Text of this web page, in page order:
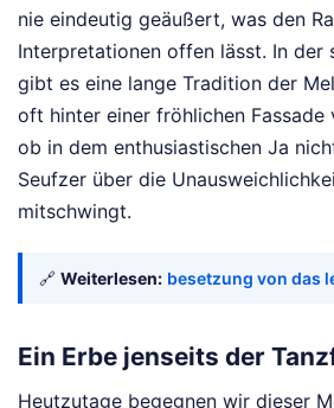
nie eindeutig geäußert, was den
Interpretationen offen lässt. In der
gibt es eine lange Tradition der
oft hinter einer fröhlichen Fassade
ob in dem enthusiastischen Ja
Seufzer über die
mitschwingt.
🔗 Weiterlesen: besetzung von das
Ein Erbe jenseits der
Heutzutage begegnen wir dieser